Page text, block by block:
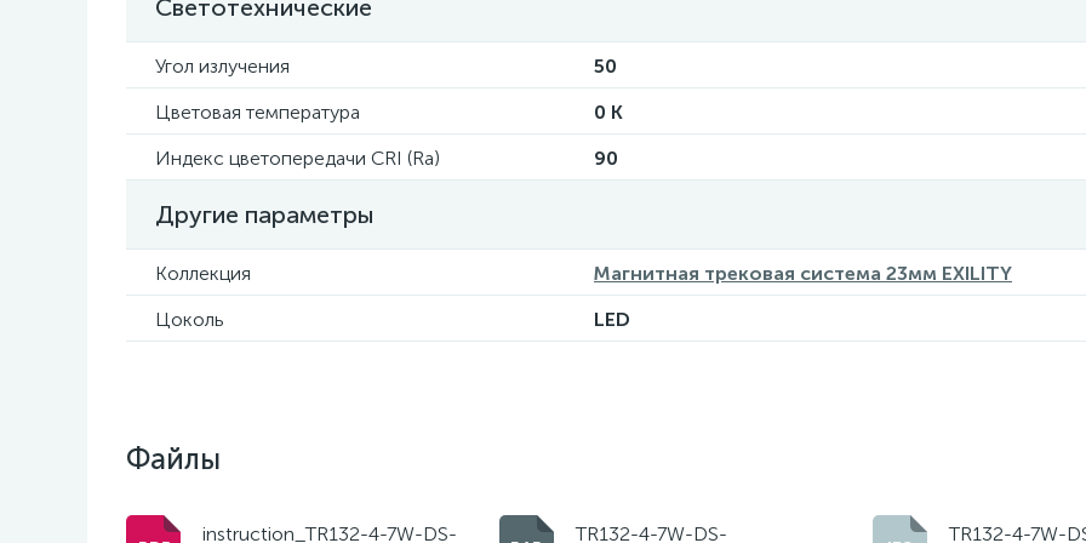
Светотехнические
Угол излучения
50
Цветовая температура
0 K
Индекс цветопередачи CRI (Ra)
90
Другие параметры
Коллекция
Магнитная трековая система 23мм EXILITY
Цоколь
LED
Файлы
instruction_TR132-4-7W-DS- TR132-4-7W-DS- TR132-4-7W-